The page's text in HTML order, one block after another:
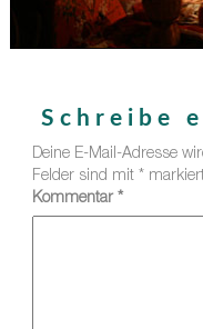
Schreibe
Deine E-Mail-Adresse
Felder sind mit *
Kommentar *